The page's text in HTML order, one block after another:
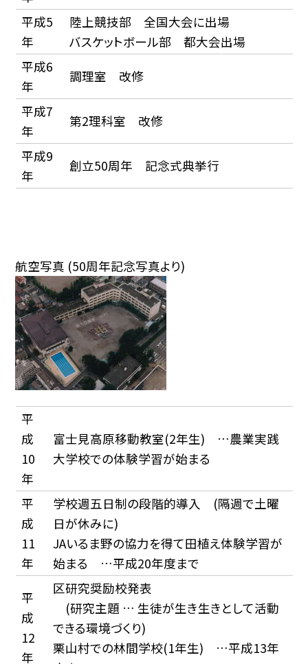
平成5
年
陸上競技部 全国大会に出場
バスケットボール部 都大会出場
平成6
年
調理室 改修
平成7
年
第2理科室 改修
平成9
年
創立50周年 記念式典挙行
航空写真 (50周年記念写真より)
平
成
10
年
富士見高原移動教室(2年生) …農業実践
大学校での体験学習が始まる
平
成
11
年
学校週五日制の段階的導入 (隔週で土曜
日が休みに)
JAいるま野の協力を得て田植え体験学習が
始まる …平成20年度まで
平
成
12
年
区研究奨励校発表
(研究主題 … 生徒が生き生きとして活動
できる環境づくり)
栗山村での林間学校(1年生) …平成13年